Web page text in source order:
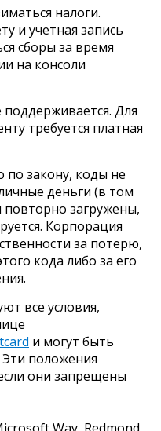
налоги.
и учетная запись
сборы за время
на консоли
Для
требуется платная
по закону, коды не
деньги (в том
повторно загружены,
Корпорация
за потерю,
кода либо за его
все условия,
и могут быть
положения
они запрещены